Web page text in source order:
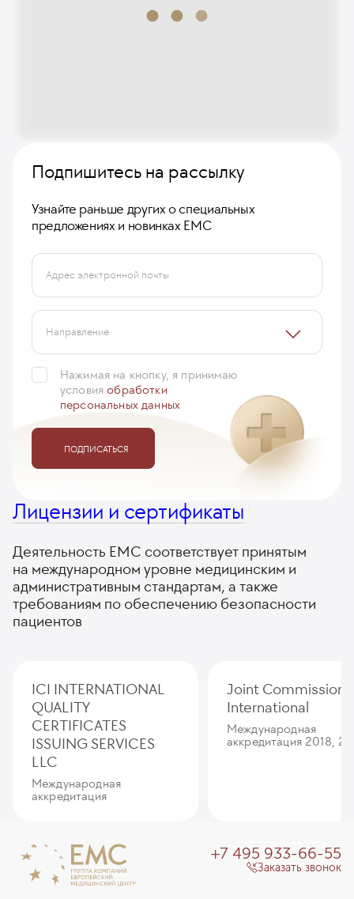
Подпишитесь на рассылку
Узнайте раньше других о специальных
предложениях и новинках ЕМС
Адрес электронной почты
Направление
Нажимая на кнопку, я принимаю
условияобработки
персональных данных
ПОДПИСАТЬСЯ
Лицензии и сертификаты
Деятельность ЕМС соответствует принятым
на международном уровне медицинским и
административным стандартам, а также
требованиям по обеспечению безопасности
пациентов
ICI INTERNATIONAL
QUALITY
CERTIFICATES
ISSUING SERVICES
LLC
Международная
аккредитация
Joint Commission
International
Международная
аккредитация 2018,
+7 495 933-66-55
Заказать звонок